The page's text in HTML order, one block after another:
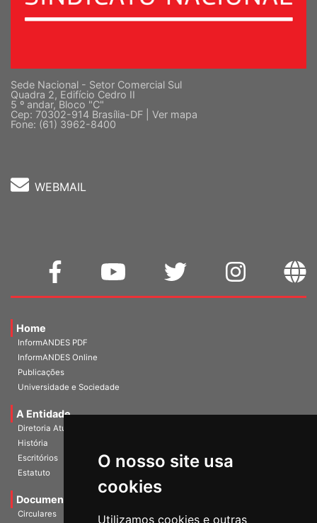
O nosso site usa
cookies
Utilizamos cookies e outras
Sede Nacional - Setor Comercial Sul
Quadra 2, Edifício Cedro II
5 º andar, Bloco "C"
Cep: 70302-914 Brasília-DF | Ver mapa
Fone: (61) 3962-8400
WEBMAIL
Home
InformANDES PDF
InformANDES Online
Publicações
Universidade e Sociedade
A Entidade
Diretoria Atual
História
Escritórios
Estatuto
Documentos
Circulares